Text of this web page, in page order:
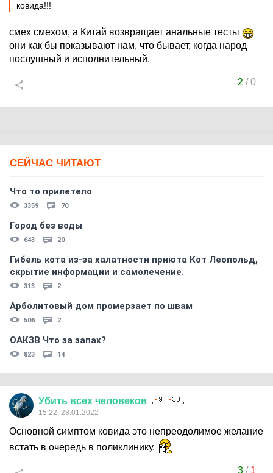
ковида!!!
смех смехом, а Китай возвращает анальные тесты
они как бы показывают нам, что бывает, когда народ
послушный и исполнительный.
2 /0
СЕЙЧАС ЧИТАЮТ
Что то прилетело
3359 70
Город без воды
643 20
Гибель кота из-за халатности приюта Кот Леопольд,
скрытиe информации и самолечение.
313 2
Арболитовый дом промерзает по швам
506 2
ОАКЗВ Что за запах?
823 14
Убить всех человеков
15:22, 28.01.2022
Основной симптом ковида это непреодолимое желание
встать в очередь в поликлинику.
3/ 1